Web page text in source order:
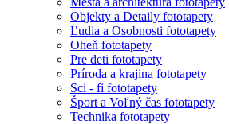
Objekty a Detaily fototapety
Ľudia a Osobnosti fototapety
Oheň fototapety
Pre deti fototapety
Príroda a krajina fototapety
Sci - fi fototapety
Šport a Voľný čas fototapety
Technika fototapety